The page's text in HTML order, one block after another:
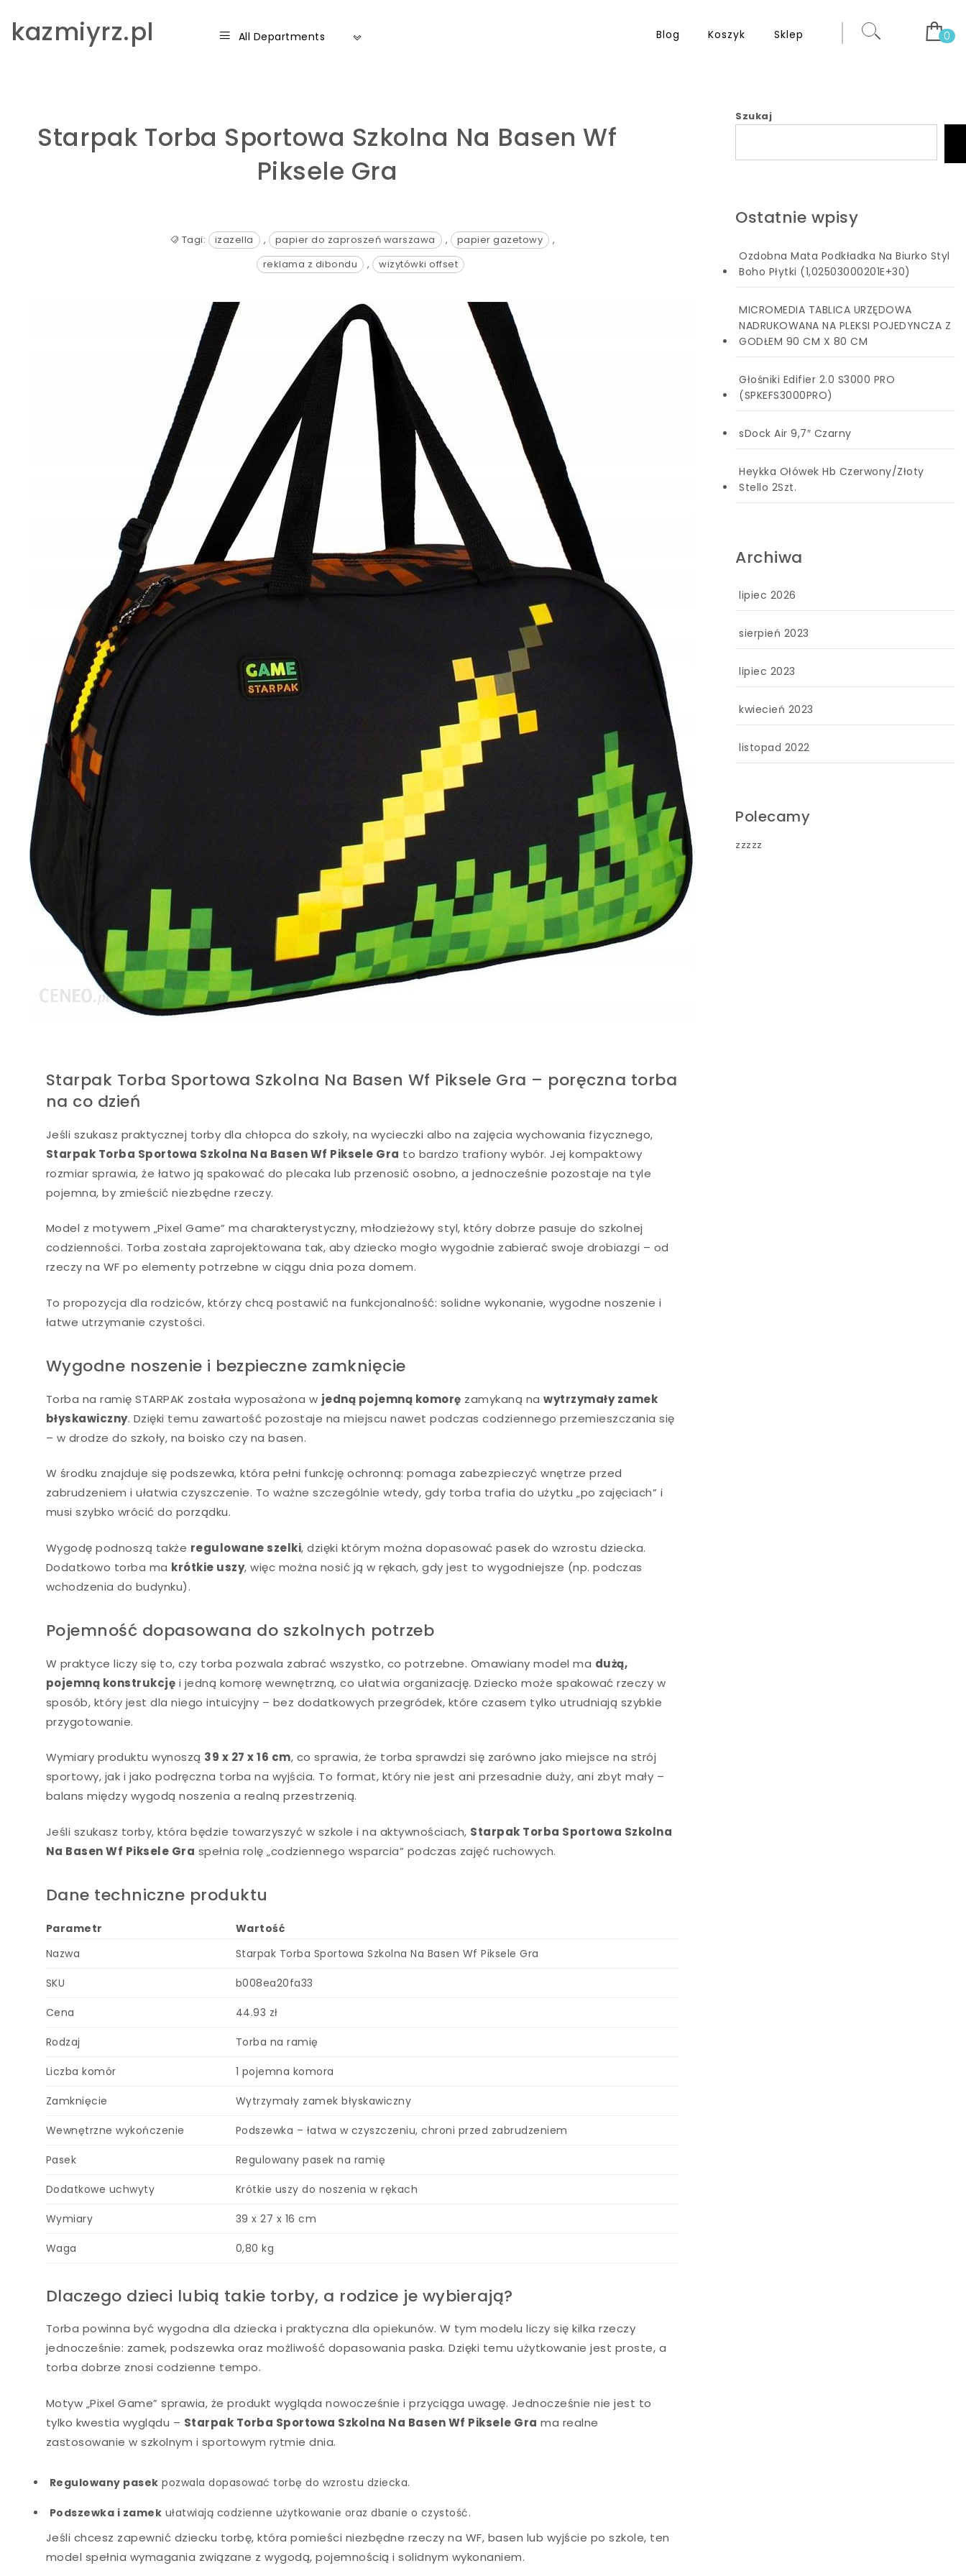
kazmiyrz.pl All Departments Blog Koszyk Sklep 0
Starpak Torba Sportowa Szkolna Na Basen Wf
Piksele Gra
Tagi: izazella , papier do zaproszeń warszawa , papier gazetowy
,
reklama z dibondu
, wizytówki offset
Starpak Torba Sportowa Szkolna Na Basen Wf Piksele Gra – poręczna torba
na co dzień
Jeśli szukasz praktycznej torby dla chłopca do szkoły, na wycieczki albo na zajęcia wychowania fizycznego,
Starpak Torba Sportowa Szkolna Na Basen Wf Piksele Gra to bardzo trafiony wybór. Jej kompaktowy
rozmiar sprawia, że łatwo ją spakować do plecaka lub przenosić osobno, a jednocześnie pozostaje na tyle
pojemna, by zmieścić niezbędne rzeczy.
Model z motywem „Pixel Game” ma charakterystyczny, młodzieżowy styl, który dobrze pasuje do szkolnej
codzienności. Torba została zaprojektowana tak, aby dziecko mogło wygodnie zabierać swoje drobiazgi – od
rzeczy na WF po elementy potrzebne w ciągu dnia poza domem.
To propozycja dla rodziców, którzy chcą postawić na funkcjonalność: solidne wykonanie, wygodne noszenie i
łatwe utrzymanie czystości.
Wygodne noszenie i bezpieczne zamknięcie
Torba na ramię STARPAK została wyposażona w jedną pojemną komorę zamykaną nawytrzymały zamek
błyskawiczny. Dzięki temu zawartość pozostaje na miejscu nawet podczas codziennego przemieszczania się
– w drodze do szkoły, na boisko czy na basen.
W środku znajduje się podszewka, która pełni funkcję ochronną: pomaga zabezpieczyć wnętrze przed
zabrudzeniem i ułatwia czyszczenie. To ważne szczególnie wtedy, gdy torba trafia do użytku „po zajęciach” i
musi szybko wrócić do porządku.
Wygodę podnoszą także regulowane szelki, dzięki którym można dopasować pasek do wzrostu dziecka.
Dodatkowo torba ma krótkie uszy, więc można nosić ją w rękach, gdy jest to wygodniejsze (np. podczas
wchodzenia do budynku).
Pojemność dopasowana do szkolnych potrzeb
W praktyce liczy się to, czy torba pozwala zabrać wszystko, co potrzebne. Omawiany model ma dużą,
pojemną konstrukcję i jedną komorę wewnętrzną, co ułatwia organizację. Dziecko może spakować rzeczy w
sposób, który jest dla niego intuicyjny – bez dodatkowych przegródek, które czasem tylko utrudniają szybkie
przygotowanie.
Wymiary produktu wynoszą 39 x 27 x 16 cm, co sprawia, że torba sprawdzi się zarówno jako miejsce na strój
sportowy, jak i jako podręczna torba na wyjścia. To format, który nie jest ani przesadnie duży, ani zbyt mały –
balans między wygodą noszenia a realną przestrzenią.
Jeśli szukasz torby, która będzie towarzyszyć w szkole i na aktywnościach, Starpak Torba Sportowa Szkolna
Na Basen Wf Piksele Gra spełnia rolę „codziennego wsparcia” podczas zajęć ruchowych.
Dane techniczne produktu
Parametr
Wartość
Nazwa
Starpak Torba Sportowa Szkolna Na Basen Wf Piksele Gra
SKU b008ea20fa33
Cena 44.93 zł
Rodzaj Torba na ramię
Liczba komór 1 pojemna komora
Zamknięcie Wytrzymały zamek błyskawiczny
Wewnętrzne wykończenie Podszewka – łatwa w czyszczeniu, chroni przed zabrudzeniem
Pasek Regulowany pasek na ramię
Dodatkowe uchwyty Krótkie uszy do noszenia w rękach
Wymiary 39 x 27 x 16 cm
Waga 0,80 kg
Dlaczego dzieci lubią takie torby, a rodzice je wybierają?
Torba powinna być wygodna dla dziecka i praktyczna dla opiekunów. W tym modelu liczy się kilka rzeczy
jednocześnie: zamek, podszewka oraz możliwość dopasowania paska. Dzięki temu użytkowanie jest proste, a
torba dobrze znosi codzienne tempo.
Motyw „Pixel Game” sprawia, że produkt wygląda nowocześnie i przyciąga uwagę. Jednocześnie nie jest to
tylko kwestia wyglądu – Starpak Torba Sportowa Szkolna Na Basen Wf Piksele Gra ma realne
zastosowanie w szkolnym i sportowym rytmie dnia.
Regulowany pasek pozwala dopasować torbę do wzrostu dziecka.
Podszewka i zamek ułatwiają codzienne użytkowanie oraz dbanie o czystość.
Jeśli chcesz zapewnić dziecku torbę, która pomieści niezbędne rzeczy na WF, basen lub wyjście po szkole, ten
model spełnia wymagania związane z wygodą, pojemnością i solidnym wykonaniem.
Szukaj
Ostatnie wpisy
Ozdobna Mata Podkładka Na Biurko Styl
Boho Płytki (1,02503000201E+30)
MICROMEDIA TABLICA URZĘDOWA
NADRUKOWANA NA PLEKSI POJEDYNCZA Z
GODŁEM 90 CM X 80 CM
Głośniki Edifier 2.0 S3000 PRO
(SPKEFS3000PRO)
sDock Air 9,7″ Czarny
Heykka Ołówek Hb Czerwony/Złoty
Stello 2Szt.
Archiwa
lipiec 2026
sierpień 2023
lipiec 2023
kwiecień 2023
listopad 2022
Polecamy
zzzzz